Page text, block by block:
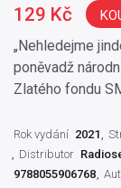
„Nehledejme
poněvadž
Zlatého fondu
129 Kč
Rok vydání 2021
Distributor
9788055906768